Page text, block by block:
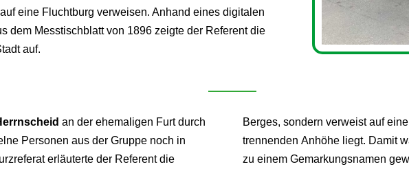
eine Fluchtburg verweisen. Anhand eines digitalen
dem Messtischblatt von 1896 zeigte der Referent die
auf.
an der ehemaligen Furt durch
Personen aus der Gruppe noch in
erläuterte der Referent die
Berges, sondern verweist auf
trennenden Anhöhe liegt. Damit
zu einem Gemarkungsnamen